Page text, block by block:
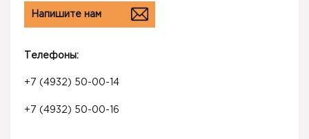
Напишите нам
Телефоны:
+7 (4932) 50-00-14
+7 (4932) 50-00-16